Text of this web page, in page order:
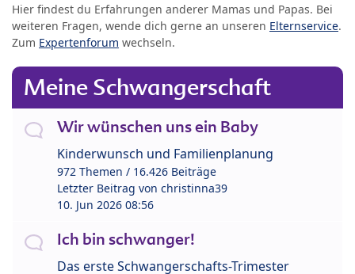
Hier findest du Erfahrungen anderer Mamas und Papas. Bei
weiteren Fragen, wende dich gerne an unseren Elternservice.
Zum Expertenforum wechseln.
Meine Schwangerschaft
Wir wünschen uns ein Baby
Kinderwunsch und Familienplanung
972 Themen / 16.426 Beiträge
Letzter Beitrag von christinna39
10. Jun 2026 08:56
Ich bin schwanger!
Das erste Schwangerschafts-Trimester